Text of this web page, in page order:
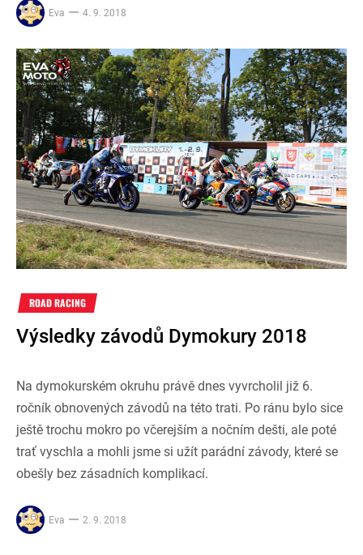
Eva 4. 9. 2018
ROAD RACING
Výsledky závodů Dymokury 2018
Na dymokurském okruhu právě dnes vyvrcholil již 6.
ročník obnovených závodů na této trati. Po ránu bylo sice
ještě trochu mokro po včerejším a nočním dešti, ale poté
trať vyschla a mohli jsme si užít parádní závody, které se
obešly bez zásadních komplikací.
Eva 2. 9. 2018